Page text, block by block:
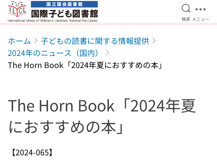
本文へ移動
検索を
検索 メ
メニュー
ホーム
子どもの読書に関する情報提供
2024年のニュース（国内）
The Horn Book「2024年夏におすすめの本」
The Horn Book「2024年夏
におすすめの本」
【2024-065】